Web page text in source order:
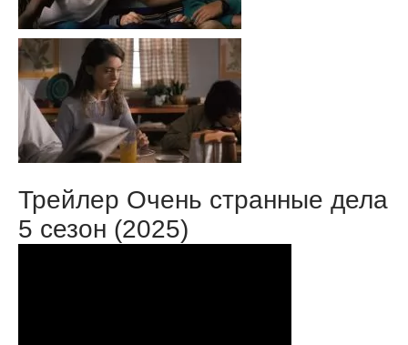
Трейлер Очень странные дела
5 сезон (2025)